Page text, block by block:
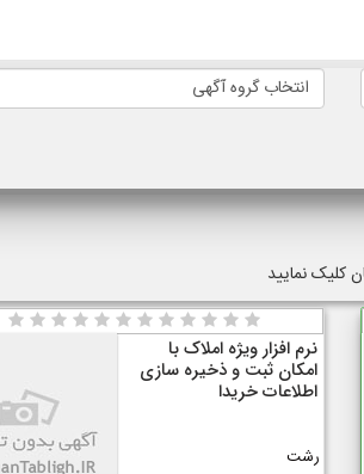
انتخاب گروه آگهی
کلیک نمایید
نرم افزار ویژه املاک با
امکان ثبت و ذخیره سازی
اطلاعات خریدا
رشت